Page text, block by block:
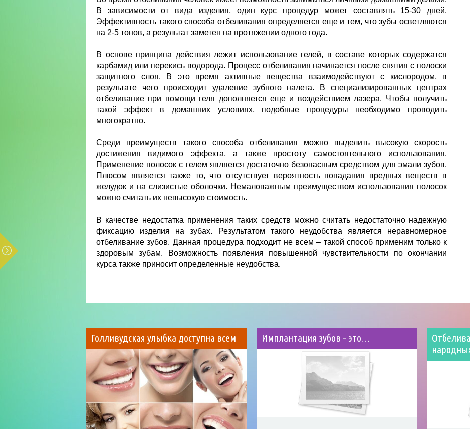
В зависимости от вида изделия, один курс процедур может составлять 15-30 дней.
Эффективность такого способа отбеливания определяется еще и тем, что зубы осветляются
на 2-5 тонов, а результат заметен на протяжении одного года.
В основе принципа действия лежит использование гелей, в составе которых содержатся
карбамид или перекись водорода. Процесс отбеливания начинается после снятия с полоски
защитного слоя. В это время активные вещества взаимодействуют с кислородом, в
результате чего происходит удаление зубного налета. В специализированных центрах
отбеливание при помощи геля дополняется еще и воздействием лазера. Чтобы получить
такой эффект в домашних условиях, подобные процедуры необходимо проводить
многократно.
Среди преимуществ такого способа отбеливания можно выделить высокую скорость
достижения видимого эффекта, а также простоту самостоятельного использования.
Применение полосок с гелем является достаточно безопасным средством для эмали зубов.
Плюсом является также то, что отсутствует вероятность попадания вредных веществ в
желудок и на слизистые оболочки. Немаловажным преимуществом использования полосок
можно считать их невысокую стоимость.
В качестве недостатка применения таких средств можно считать недостаточно надежную
фиксацию изделия на зубах. Результатом такого неудобства является неравномерное
отбеливание зубов. Данная процедура подходит не всем – такой способ применим только к
здоровым зубам. Возможность появления повышенной чувствительности по окончании
курса также приносит определенные неудобства.
Голливудская улыбка доступна всем Имплантация зубов – это…